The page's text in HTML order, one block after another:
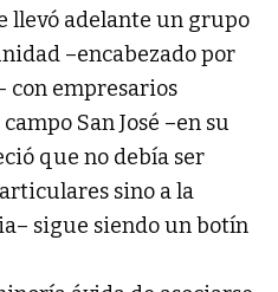
llevó adelante un grupo
–encabezado por
con empresarios
San José –en su
que no debía ser
sino a la
sigue siendo un botín